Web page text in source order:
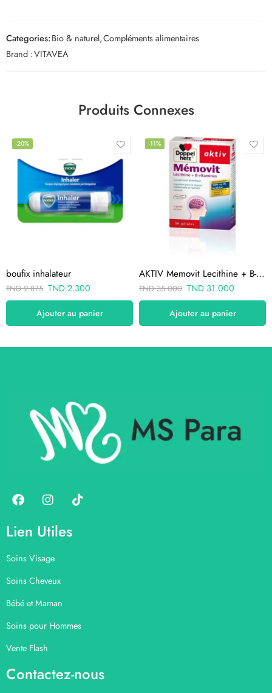
Categories:Bio & naturel,Compléments alimentaires
Brand :VITAVEA
Produits Connexes
-20%
boufix inhalateur
TND2.875 TND2.300
Ajouter au panier
-11%
AKTIV Memovit Lecithine + B-vitamines 30 Comprimes
TND35.000 TND 31.000
Ajouter au panier
Lien Utiles
Soins Visage
Soins Cheveux
Bébé et Maman
Soins pour Hommes
Vente Flash
Contactez-nous